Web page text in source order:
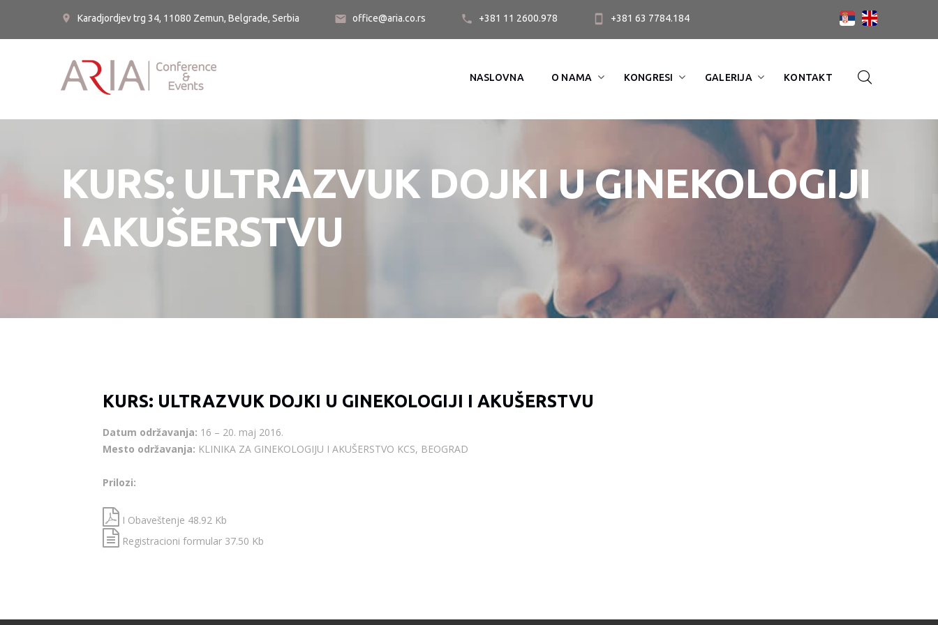
Karadjordjev trg 34, 11080 Zemun, Belgrade, Serbia office@aria.co.rs +381 11 2600.978 +381 63 7784.184
NASLOVNA O NAMA KONGRESI GALERIJA KONTAKT
KURS: ULTRAZVUK DOJKI U GINEKOLOGIJI
I AKUŠERSTVU
KURS: ULTRAZVUK DOJKI U GINEKOLOGIJI I AKUŠERSTVU
Datum održavanja: 16 – 20. maj 2016.
Mesto održavanja: KLINIKA ZA GINEKOLOGIJU I AKUŠERSTVO KCS, BEOGRAD
Prilozi:
I Obaveštenje 48.92 Kb
Registracioni formular 37.50 Kb